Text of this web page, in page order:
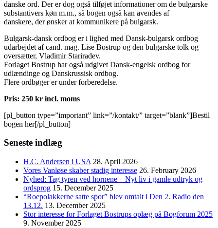
danske ord. Der er dog også tilføjet informationer om de bulgarske
substantivers køn m.m., så bogen også kan avendes af
danskere, der ønsker at kommunikere på bulgarsk.
Bulgarsk-dansk ordbog er i lighed med Dansk-bulgarsk ordbog
udarbejdet af cand. mag. Lise Bostrup og den bulgarske tolk og
oversætter, Vladimir Stariradev.
Forlaget Bostrup har også udgivet Dansk-engelsk ordbog for
udlændinge og Danskrussisk ordbog.
Flere ordbøger er under forberedelse.
Pris: 250 kr incl. moms
[pl_button type=”important” link=”/kontakt/” target=”blank”]Bestil
bogen her[/pl_button]
Seneste indlæg
H.C. Andersen i USA 28. April 2026
Vores Vanløse skaber stadig interesse 26. February 2026
Nyhed: Tag tyren ved hornene – Nyt liv i gamle udtryk og
ordsprog 15. December 2025
“Roepolakkerne satte spor” blev omtalt i Den 2. Radio den
13.12. 13. December 2025
Stor interesse for Forlaget Bostrups oplæg på Bogforum 2025
9. November 2025